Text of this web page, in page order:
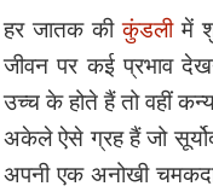
हर जातक कीकुंडलीमें
जीवन पर कई प्रभाव
उच्च के होते हैं तो वहीं
अकेले ऐसे ग्रह हैं जो
अपनी एक अनोखी